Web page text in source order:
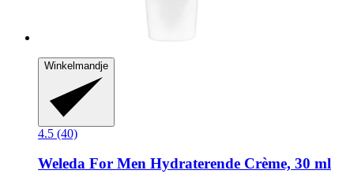
Winkelmandje
4.5 (40)
Weleda For Men Hydraterende Crème, 30 ml